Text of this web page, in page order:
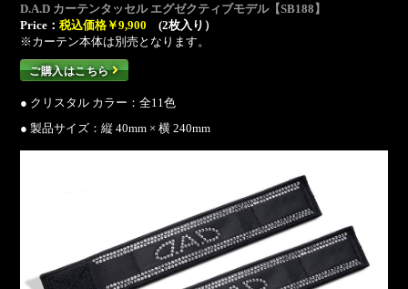
D.A.D カーテンタッセル エグゼクティブモデル【SB188】
Price：税込価格￥9,900 (2枚入り）
※カーテン本体は別売となります。
ご購入はこちら
● クリスタル カラー：全11色
● 製品サイズ：縦 40mm × 横 240mm